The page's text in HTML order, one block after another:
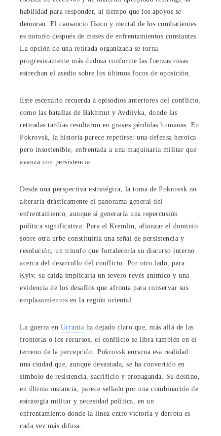
habilidad para responder, al tiempo que los apoyos se
demoran. El cansancio físico y mental de los combatientes
es notorio después de meses de enfrentamientos constantes.
La opción de una retirada organizada se torna
progresivamente más dudosa conforme las fuerzas rusas
estrechan el asedio sobre los últimos focos de oposición.
Este escenario recuerda a episodios anteriores del conflicto,
como las batallas de Bakhmut y Avdiivka, donde las
retiradas tardías resultaron en graves pérdidas humanas. En
Pokrovsk, la historia parece repetirse: una defensa heroica
pero insostenible, enfrentada a una maquinaria militar que
avanza con persistencia.
Desde una perspectiva estratégica, la toma de Pokrovsk no
alteraría drásticamente el panorama general del
enfrentamiento, aunque sí generaría una repercusión
política significativa. Para el Kremlin, afianzar el dominio
sobre otra urbe constituiría una señal de persistencia y
resolución, un triunfo que fortalecería su discurso interno
acerca del desarrollo del conflicto. Por otro lado, para
Kyiv, su caída implicaría un severo revés anímico y una
evidencia de los desafíos que afronta para conservar sus
emplazamientos en la región oriental.
La guerra en Ucrania ha dejado claro que, más allá de las
fronteras o los recursos, el conflicto se libra también en el
terreno de la percepción. Pokrovsk encarna esa realidad:
una ciudad que, aunque devastada, se ha convertido en
símbolo de resistencia, sacrificio y propaganda. Su destino,
en última instancia, parece sellado por una combinación de
estrategia militar y necesidad política, en un
enfrentamiento donde la línea entre victoria y derrota es
cada vez más difusa.